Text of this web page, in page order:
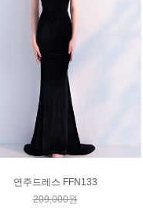
연주드레스 FFN133
209,000원